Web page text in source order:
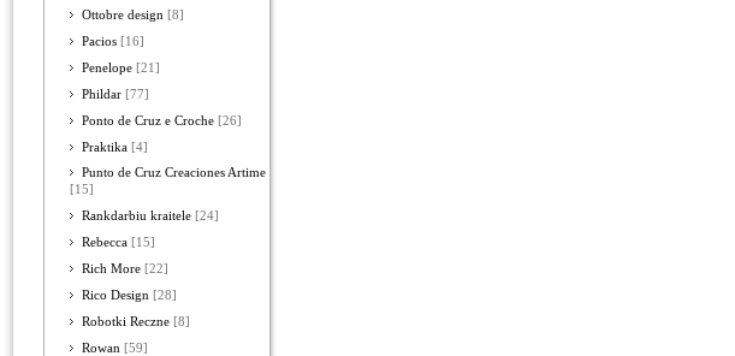
Ottobre design [8]
Pacios [16]
Penelope [21]
Phildar [77]
Ponto de Cruz e Croche [26]
Praktika [4]
Punto de Cruz Creaciones Artime
[15]
Rankdarbiu kraitele [24]
Rebecca [15]
Rich More [22]
Rico Design [28]
Robotki Reczne [8]
Rowan [59]